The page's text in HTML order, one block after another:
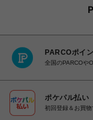
PARCOポイ
全国のPARCOや
ポケパル払い
初回登録＆お買